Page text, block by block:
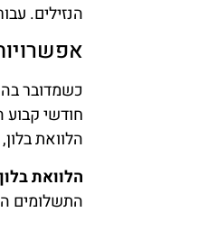
הנזילים.
כשמדובר
חודשי
הלוואת
הלוואת בלון
התשלומים